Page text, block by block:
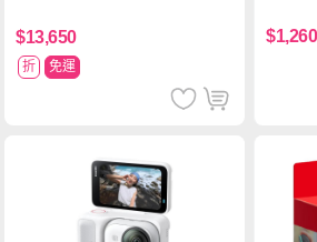
$13,650
折 免運
$1,260